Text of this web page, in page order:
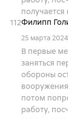
112Филипп
25 марта 2024
В первые
заняться
обороны
потом
работу,